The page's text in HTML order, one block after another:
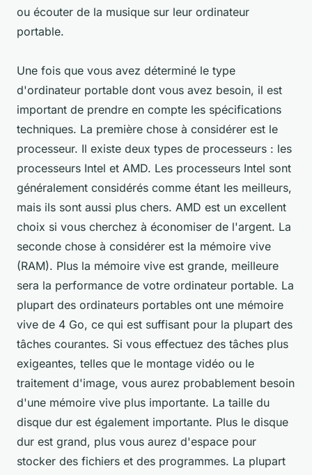
ou écouter de la musique sur leur ordinateur
portable.
Une fois que vous avez déterminé le type
d'ordinateur portable dont vous avez besoin, il est
important de prendre en compte les spécifications
techniques. La première chose à considérer est le
processeur. Il existe deux types de processeurs : les
processeurs Intel et AMD. Les processeurs Intel sont
généralement considérés comme étant les meilleurs,
mais ils sont aussi plus chers. AMD est un excellent
choix si vous cherchez à économiser de l'argent. La
seconde chose à considérer est la mémoire vive
(RAM). Plus la mémoire vive est grande, meilleure
sera la performance de votre ordinateur portable. La
plupart des ordinateurs portables ont une mémoire
vive de 4 Go, ce qui est suffisant pour la plupart des
tâches courantes. Si vous effectuez des tâches plus
exigeantes, telles que le montage vidéo ou le
traitement d'image, vous aurez probablement besoin
d'une mémoire vive plus importante. La taille du
disque dur est également importante. Plus le disque
dur est grand, plus vous aurez d'espace pour
stocker des fichiers et des programmes. La plupart